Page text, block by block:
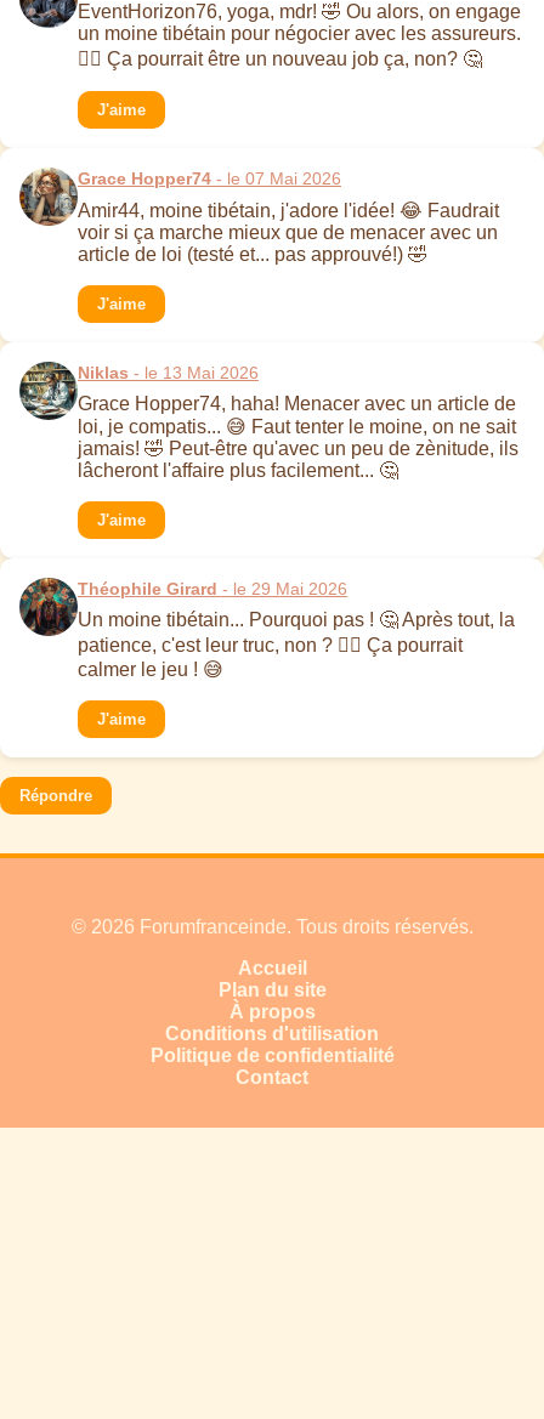
EventHorizon76, yoga, mdr! 🤣 Ou alors, on engage
un moine tibétain pour négocier avec les assureurs.
🧘‍♂️ Ça pourrait être un nouveau job ça, non? 🤔
J'aime
Grace Hopper74 - le 07 Mai 2026
Amir44, moine tibétain, j'adore l'idée! 😂 Faudrait
voir si ça marche mieux que de menacer avec un
article de loi (testé et... pas approuvé!) 🤣
J'aime
Niklas - le 13 Mai 2026
Grace Hopper74, haha! Menacer avec un article de
loi, je compatis... 😅 Faut tenter le moine, on ne sait
jamais! 🤣 Peut-être qu'avec un peu de zènitude, ils
lâcheront l'affaire plus facilement... 🤔
J'aime
Théophile Girard - le 29 Mai 2026
Un moine tibétain... Pourquoi pas ! 🤔 Après tout, la
patience, c'est leur truc, non ? 🧘‍♂️ Ça pourrait
calmer le jeu ! 😅
J'aime
Répondre
© 2026 Forumfranceinde. Tous droits réservés.
Accueil
Plan du site
À propos
Conditions d'utilisation
Politique de confidentialité
Contact